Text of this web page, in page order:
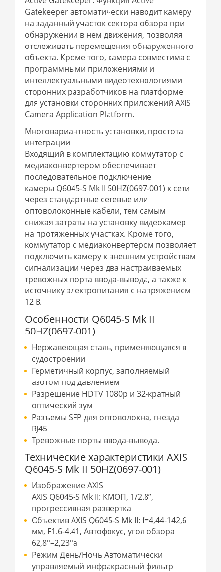
Gatekeeper автоматически наводит камеру
на заданный участок сектора обзора при
обнаружении в нем движения, позволяя
отслеживать перемещения обнаруженного
объекта. Кроме того, камера совместима с
программными приложениями и
интеллектуальными видеотехнологиями
сторонних разработчиков на платформе
для установки сторонних приложений AXIS
Camera Application Platform.
Многовариантность установки, простота
интеграции
Входящий в комплектацию коммутатор с
медиаконвертером обеспечивает
последовательное подключение
камеры Q6045-S Mk II 50HZ(0697-001) к сети
через стандартные сетевые или
оптоволоконные кабели, тем самым
снижая затраты на установку видеокамер
на протяженных участках. Кроме того,
коммутатор с медиаконвертером позволяет
подключить камеру к внешним устройствам
сигнализации через два настраиваемых
тревожных порта ввода-вывода, а также к
источнику электропитания с напряжением
12 В.
Особенности Q6045-S Mk II
50HZ(0697-001)
Нержавеющая сталь, применяющаяся в
судостроении
Герметичный корпус, заполняемый
азотом под давлением
Разрешение HDTV 1080p и 32-кратный
оптический зум
Разъемы SFP для оптоволокна, гнезда
RJ45
Тревожные порты ввода-вывода.
Технические характеристики AXIS
Q6045-S Mk II 50HZ(0697-001)
Изображение AXIS
AXIS Q6045-S Mk II: КМОП, 1/2.8”,
прогрессивная развертка
Объектив AXIS Q6045-S Mk II: f=4,44-142,6
мм, F1.6-4.41, Автофокус, угол обзора
62,8°–2,23°a
Режим День/Ночь Автоматически
управляемый инфракрасный фильтр